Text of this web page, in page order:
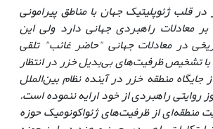
در قلب ژئوپلیتیک جهان با مناطق پیرامونی
معادلات راهبردی جهانی دارد ولی این
در معادلات جهانی "حاضر غائب" تلقی
تشخیص ظرفیت‌های بی‌بدیل خزر در انتظار
جایگاه منطقه خزر در آینده نظام بین‌الملل
روایتی راهبردی از خود ارایه ننموده است.
منطقه‌ای از ظرفیت‌های ژئواکونومیک حوزه